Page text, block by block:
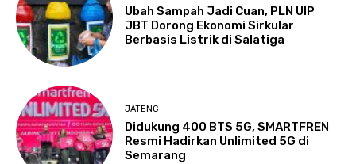
Ubah Sampah Jadi Cuan, PLN UIP
JBT Dorong Ekonomi Sirkular
Berbasis Listrik di Salatiga
JATENG
Didukung 400 BTS 5G, SMARTFREN
Resmi Hadirkan Unlimited 5G di
Semarang